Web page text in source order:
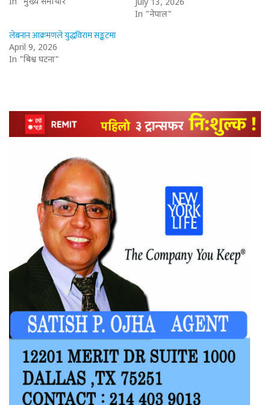
In "मुख्य समाचार"
July 13, 2026
In "नेपाल"
लेबनान आक्रमणले युद्धविराम सङ्कटमा
April 9, 2026
In "बिश्व घटना"